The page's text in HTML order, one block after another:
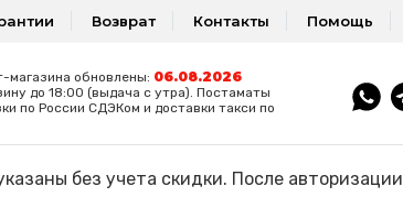
Возврат Контакты Помощь
магазина обновлены: 06.08.2026
до 18:00 (выдача с утра). Постаматы
по России СДЭКом и доставки такси по
без учета скидки. После